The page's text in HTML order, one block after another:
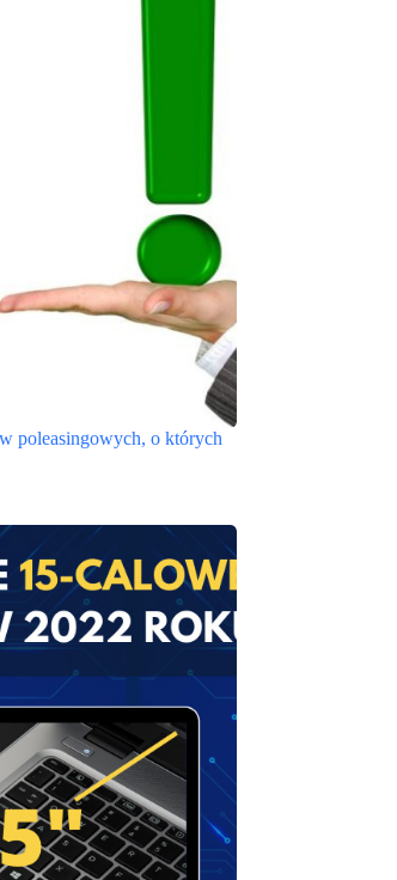
poleasingowych, o których